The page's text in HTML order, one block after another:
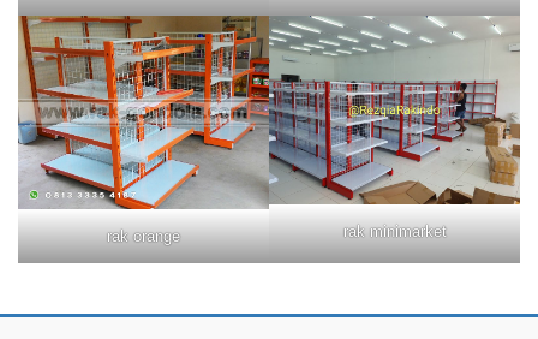
rak orange rak minimarket